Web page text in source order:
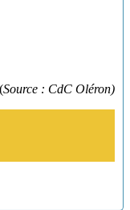
(Source : CdC Oléron)